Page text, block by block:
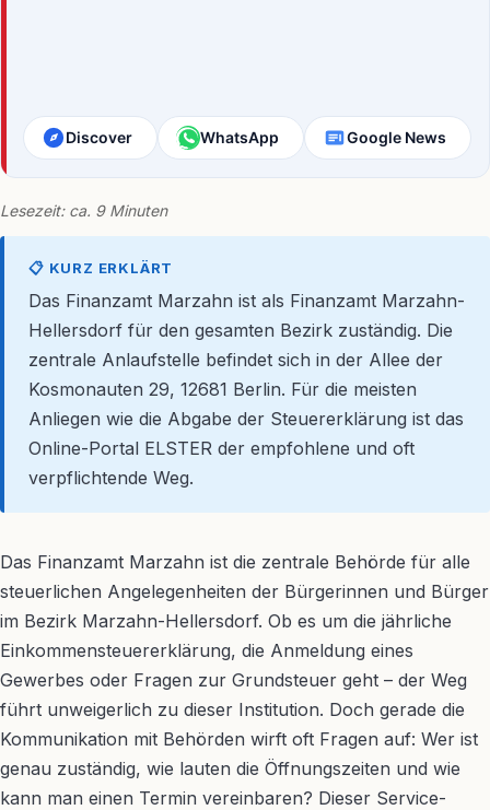
Discover WhatsApp Google News
Lesezeit: ca. 9 Minuten
📋 KURZ ERKLÄRT
Das Finanzamt Marzahn ist als Finanzamt Marzahn-
Hellersdorf für den gesamten Bezirk zuständig. Die
zentrale Anlaufstelle befindet sich in der Allee der
Kosmonauten 29, 12681 Berlin. Für die meisten
Anliegen wie die Abgabe der Steuererklärung ist das
Online-Portal ELSTER der empfohlene und oft
verpflichtende Weg.
Das Finanzamt Marzahn ist die zentrale Behörde für alle
steuerlichen Angelegenheiten der Bürgerinnen und Bürger
im Bezirk Marzahn-Hellersdorf. Ob es um die jährliche
Einkommensteuererklärung, die Anmeldung eines
Gewerbes oder Fragen zur Grundsteuer geht – der Weg
führt unweigerlich zu dieser Institution. Doch gerade die
Kommunikation mit Behörden wirft oft Fragen auf: Wer ist
genau zuständig, wie lauten die Öffnungszeiten und wie
kann man einen Termin vereinbaren? Dieser Service-